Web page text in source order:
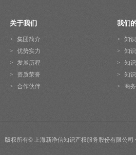
关于我们
>
集团简介
>
优势实力
>
发展历程
>
资质荣誉
>
合作伙伴
我们
>
知
>
知
>
知
>
知
>
商
版权所有© 上海新诤信知识产权服务股份有限公司